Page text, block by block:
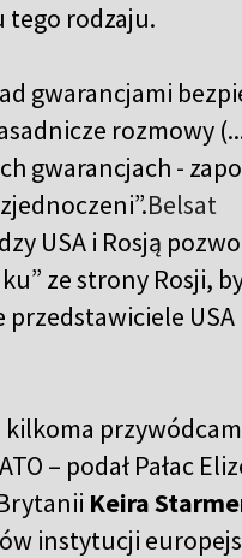
tego rodzaju.
gwarancjami
rozmowy
gwarancjach -
Belsat
USA i Rosją
ze strony Rosji,
USA
– podał Pałac
Keira
instytucji